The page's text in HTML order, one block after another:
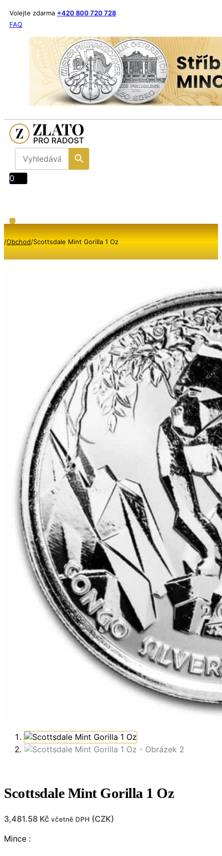
Volejte zdarma +420 800 720 728
FAQ
0
/Obchod/Scottsdale Mint Gorilla 1 Oz
Scottsdale Mint Gorilla 1 Oz
3,481.58 Kč včetně DPH (CZK)
Mince :